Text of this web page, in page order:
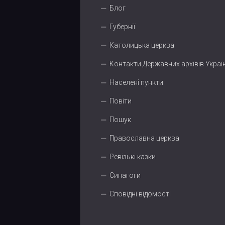
Блог
Губернії
Католицька церква
Контакти Державних архівів
Населені пункти
Повіти
Пошук
Православна церква
Ревізькі казки
Синагоги
Сповідні відомості